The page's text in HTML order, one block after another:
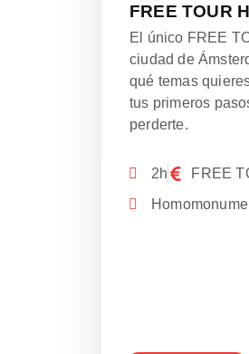
FREE TOUR
El único FREE
ciudad de
qué temas
tus primeros
perderte.
2h FREE